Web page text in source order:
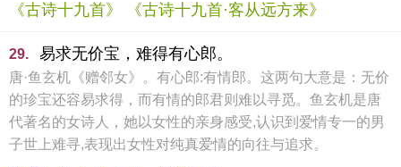
《古诗十九首》 《古诗十九首·客从远方来》
29. 易求无价宝，难得有心郎。
唐·鱼玄机《赠邻女》。有心郎:有情郎。这两句大意是：无价
的珍宝还容易求得，而有情的郎君则难以寻觅。鱼玄机是唐
代著名的女诗人，她以女性的亲身感受,认识到爱情专一的男
子世上难寻,表现出女性对纯真爱情的向往与追求。